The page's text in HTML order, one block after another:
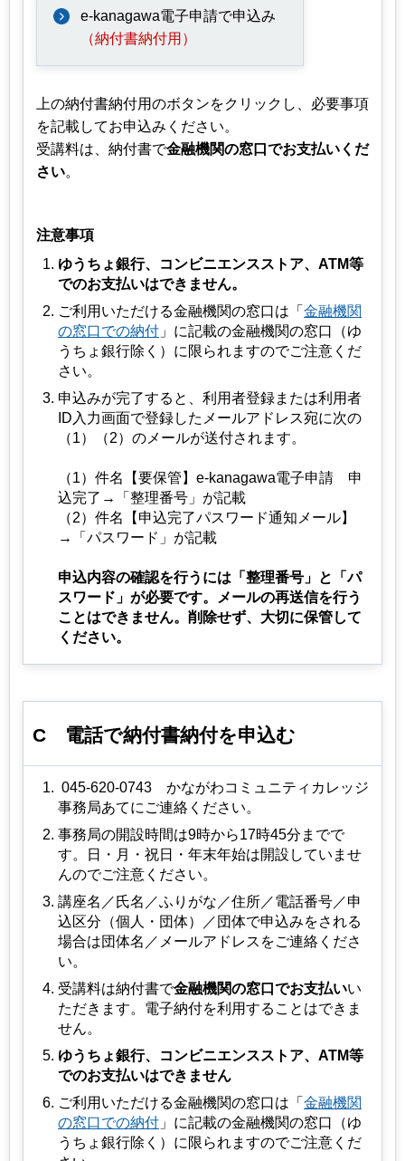
e-kanagawa電子申請で申込み
（納付書納付用）
上の納付書納付用のボタンをクリックし、必要事項
を記載してお申込みください。
受講料は、納付書で金融機関の窓口でお支払いくだ
さい。
注意事項
ゆうちょ銀行、コンビニエンスストア、ATM等
でのお支払いはできません。
ご利用いただける金融機関の窓口は「 金融機関
の窓口での納付 」に記載の金融機関の窓口（ゆ
うちょ銀行除く）に限られますのでご注意くだ
さい。
申込みが完了すると、利用者登録または利用者
ID入力画面で登録したメールアドレス宛に次の
（1）（2）のメールが送付されます。
（1）件名【要保管】e-kanagawa電子申請 申
込完了→「整理番号」が記載
（2）件名【申込完了パスワード通知メール】
→「パスワード」が記載
申込内容の確認を行うには「整理番号」と「パ
スワード」が必要です。メールの再送信を行う
ことはできません。削除せず、大切に保管して
ください。
C 電話で納付書納付を申込む
045-620-0743 かながわコミュニティカレッジ
事務局あてにご連絡ください。
事務局の開設時間は9時から17時45分までで
す。⽇・⽉・祝⽇・年末年始は開設していませ
んのでご注意ください。
講座名／⽒名／ふりがな／住所／電話番号／申
込区分（個人・団体）／団体で申込みをされる
場合は団体名／メールアドレスをご連絡くださ
い。
受講料は納付書で金融機関の窓口でお支払いい
ただきます。電子納付を利用することはできま
せん。
ゆうちょ銀行、コンビニエンスストア、ATM等
でのお支払いはできません
ご利用いただける金融機関の窓口は「 金融機関
の窓口での納付 」に記載の金融機関の窓口（ゆ
うちょ銀行除く）に限られますのでご注意くだ